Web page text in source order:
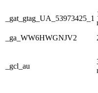
_gat_gtag_UA_53973425_1
_ga_WW6HWGNJV2
_gcl_au